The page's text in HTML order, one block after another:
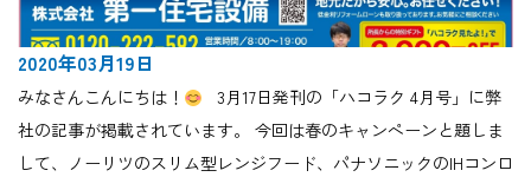
2020年03月19日
みなさんこんにちは！
3月17日発刊の「ハコラク 4月号」に弊
社の記事が掲載されています。 今回は春のキャンペーンと題しま
して、ノーリツのスリム型レンジフード、パナソニックのIHコンロ